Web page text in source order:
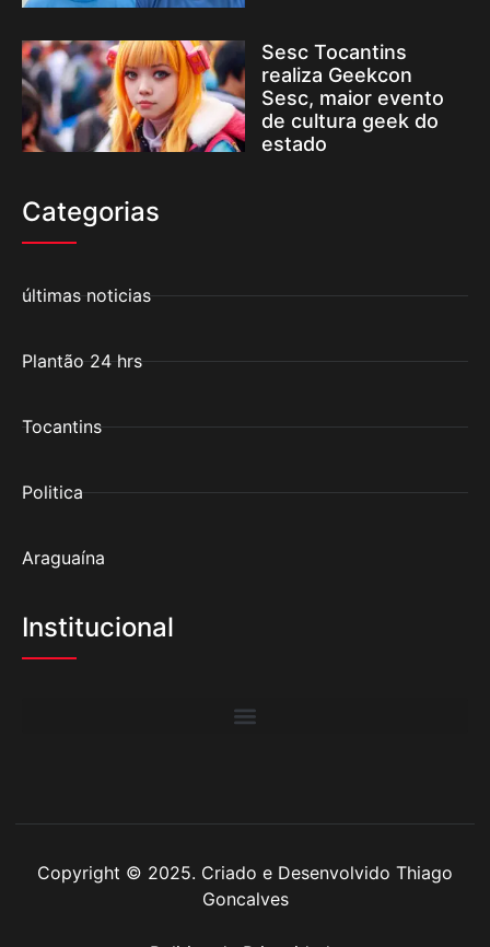
Sesc Tocantins
realiza Geekcon
Sesc, maior evento
de cultura geek do
estado
Categorias
últimas noticias
Plantão 24 hrs
Tocantins
Politica
Araguaína
Institucional
Copyright © 2025. Criado e Desenvolvido Thiago
Goncalves